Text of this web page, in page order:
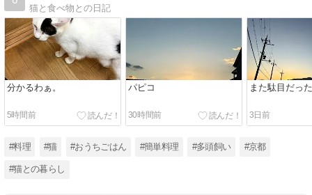
猫と食べ物との日記
分かるわぁ。
5時間前
パピコ
30時間前
また駄目だっ
3日前
#料理 #猫 #おうちごはん #簡単料理 #多頭飼い #京都
#猫との暮らし